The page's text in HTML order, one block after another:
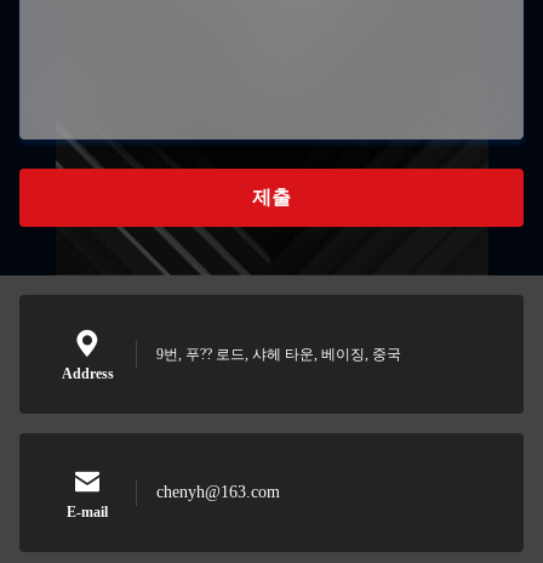
제출
Address
9번, 푸?? 로드, 샤헤 타운, 베이징, 중국
E-mail
chenyh@163.com